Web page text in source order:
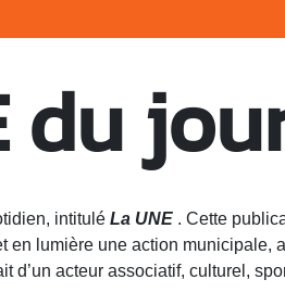
du
intitulé La UNE . Cette
en lumière une action municipale,
d’un acteur associatif, culturel,